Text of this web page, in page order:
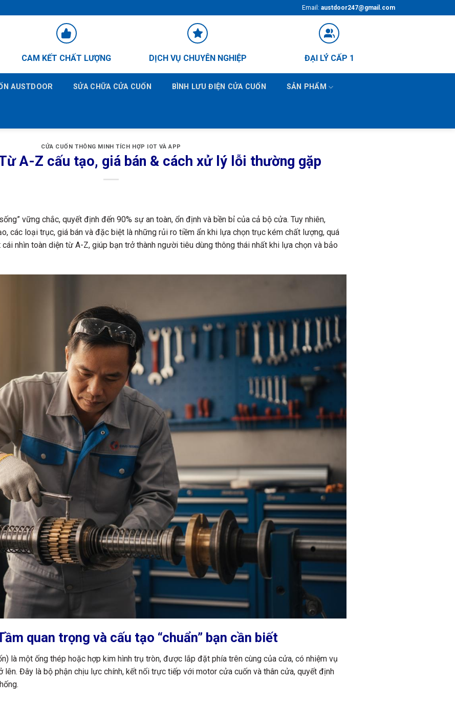
Email: austdoor247@gmail.com
CAM KẾT CHẤT LƯỢNG DỊCH VỤ CHUYÊN NGHIỆP ĐẠI LÝ CẤP 1
AUSTDOOR SỬA CHỮA CỬA CUỐN BÌNH LƯU ĐIỆN CỬA CUỐN SẢN PHẨM
CỬA CUỐN THÔNG MINH TÍCH HỢP IOT VÀ APP
A-Z cấu tạo, giá bán & cách xử lý lỗi thường gặp
vững chắc, quyết định đến 90% sự an toàn, ổn định và bền bỉ của cả bộ cửa. Tuy nhiên,
các loại trục, giá bán và đặc biệt là những rủi ro tiềm ẩn khi lựa chọn trục kém chất lượng, quá
nhìn toàn diện từ A-Z, giúp bạn trở thành người tiêu dùng thông thái nhất khi lựa chọn và bảo
quan trọng và cấu tạo “chuẩn” bạn cần biết
là một ống thép hoặc hợp kim hình trụ tròn, được lắp đặt phía trên cùng của cửa, có nhiệm vụ
lên. Đây là bộ phận chịu lực chính, kết nối trực tiếp với motor cửa cuốn và thân cửa, quyết định